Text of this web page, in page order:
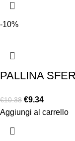
-10%
PALLINA
€10.38 €9.34
Aggiungi al carrello